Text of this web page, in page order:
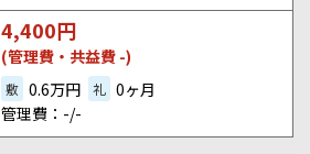
4,400円
(管理費・共益費 -)
敷 0.6万円 礼 0ヶ月
管理費：-/-